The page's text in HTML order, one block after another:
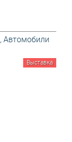
, Автомобили
Выставка